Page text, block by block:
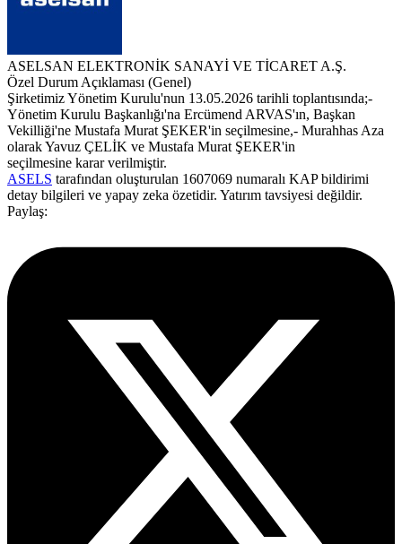
ASELSAN ELEKTRONİK SANAYİ VE TİCARET A.Ş.
Özel Durum Açıklaması (Genel)
Şirketimiz Yönetim Kurulu'nun 13.05.2026 tarihli toplantısında;-
Yönetim Kurulu Başkanlığı'na Ercümend ARVAS'ın, Başkan
Vekilliği'ne Mustafa Murat ŞEKER'in seçilmesine,- Murahhas Aza
olarak Yavuz ÇELİK ve Mustafa Murat ŞEKER'in
seçilmesine karar verilmiştir.
ASELS tarafından oluşturulan 1607069 numaralı KAP bildirimi
detay bilgileri ve yapay zeka özetidir. Yatırım tavsiyesi değildir.
Paylaş: